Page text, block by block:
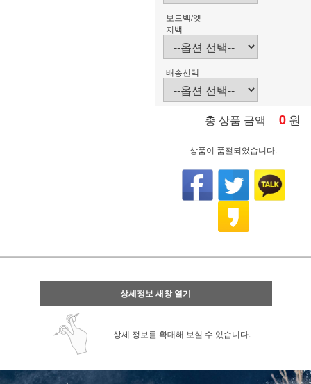
보드백/엣
지백
배송선택
총 상품 금액 0 원
상품이 품절되었습니다.
상세정보 새창 열기
상세 정보를 확대해 보실 수 있습니다.